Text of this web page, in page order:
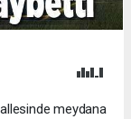
meydana